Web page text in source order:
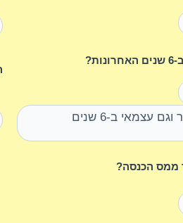
הייתי גם שכיר וגם עצמאי ב-6 שנים
ממס הכנסה?